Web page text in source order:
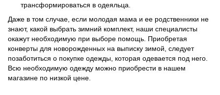
трансформироваться в одеяльца.
Даже в том случае, если молодая мама и ее родственники не
знают, какой выбрать зимний комплект, наши специалисты
окажут необходимую при выборе помощь. Приобретая
конверты для новорожденных на выписку зимой, следует
позаботиться о покупке одежды, которая одевается под него.
Всю необходимую одежду можно приобрести в нашем
магазине по низкой цене.